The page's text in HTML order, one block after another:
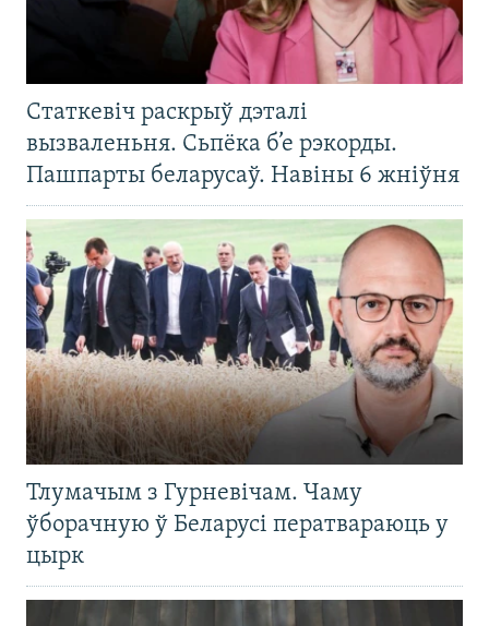
Статкевіч раскрыў дэталі
вызваленьня. Сьпёка б’е рэкорды.
Пашпарты беларусаў. Навіны 6 жніўня
Тлумачым з Гурневічам. Чаму
ўборачную ў Беларусі ператвараюць у
цырк